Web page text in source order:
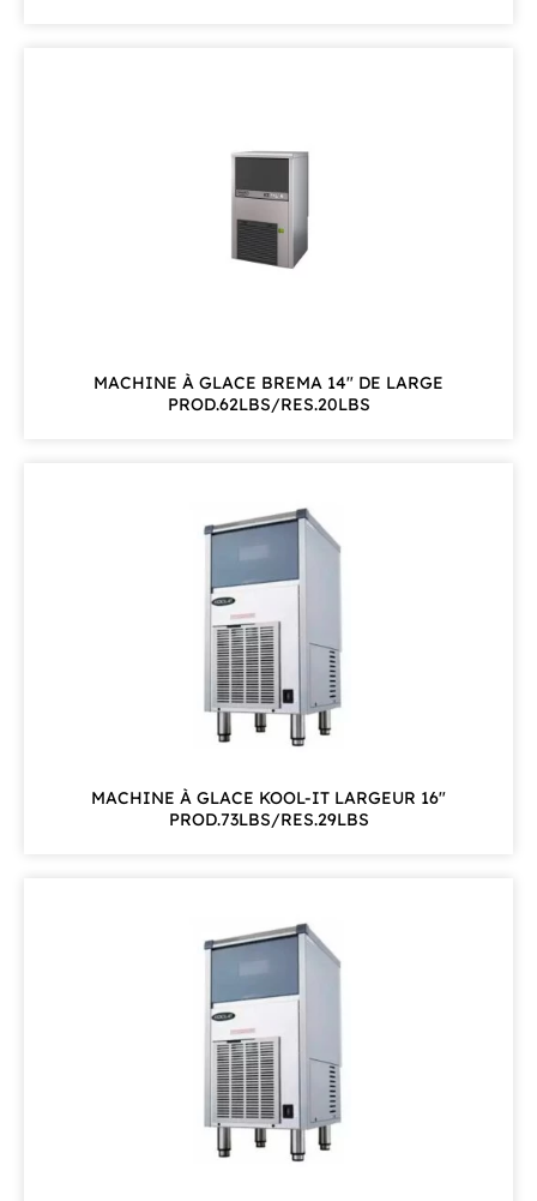
MACHINE À GLACE BREMA 14" DE LARGE
PROD.62LBS/RES.20LBS
MACHINE À GLACE KOOL-IT LARGEUR 16"
PROD.73LBS/RES.29LBS